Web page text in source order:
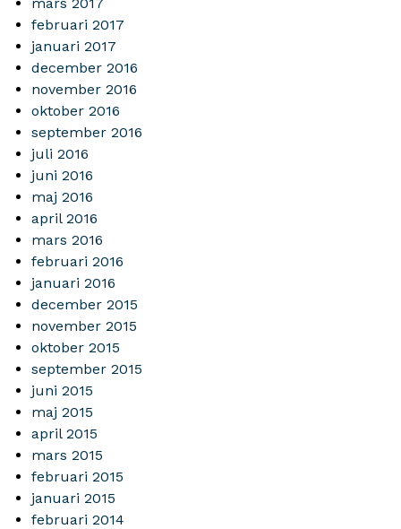
februari 2017
januari 2017
december 2016
november 2016
oktober 2016
september 2016
juli 2016
juni 2016
maj 2016
april 2016
mars 2016
februari 2016
januari 2016
december 2015
november 2015
oktober 2015
september 2015
juni 2015
maj 2015
april 2015
mars 2015
februari 2015
januari 2015
februari 2014